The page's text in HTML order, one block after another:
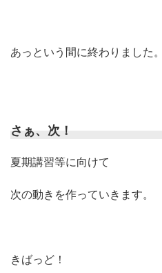
あっという間に終わりました。
さぁ、次！
夏期講習等に向けて
次の動きを作っていきます。
きばっど！